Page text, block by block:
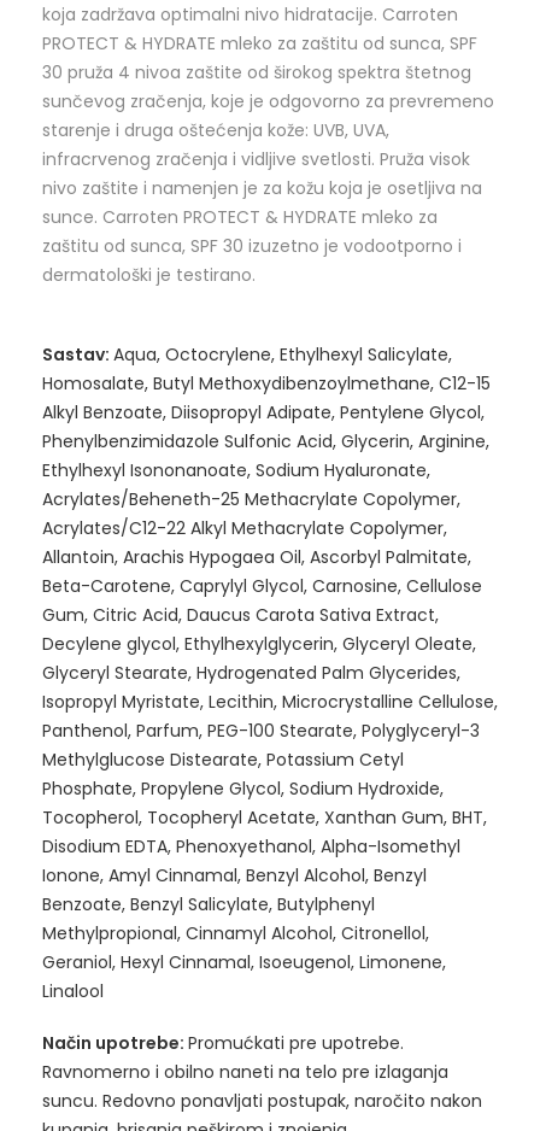
koja zadržava optimalni nivo hidratacije. Carroten
PROTECT & HYDRATE mleko za zaštitu od sunca, SPF
30 pruža 4 nivoa zaštite od širokog spektra štetnog
sunčevog zračenja, koje je odgovorno za prevremeno
starenje i druga oštećenja kože: UVB, UVA,
infracrvenog zračenja i vidljive svetlosti. Pruža visok
nivo zaštite i namenjen je za kožu koja je osetljiva na
sunce. Carroten PROTECT & HYDRATE mleko za
zaštitu od sunca, SPF 30 izuzetno je vodootporno i
dermatološki je testirano.
Sastav: Aqua, Octocrylene, Ethylhexyl Salicylate,
Homosalate, Butyl Methoxydibenzoylmethane, C12-15
Alkyl Benzoate, Diisopropyl Adipate, Pentylene Glycol,
Phenylbenzimidazole Sulfonic Acid, Glycerin, Arginine,
Ethylhexyl Isononanoate, Sodium Hyaluronate,
Acrylates/Beheneth-25 Methacrylate Copolymer,
Acrylates/C12-22 Alkyl Methacrylate Copolymer,
Allantoin, Arachis Hypogaea Oil, Ascorbyl Palmitate,
Beta-Carotene, Caprylyl Glycol, Carnosine, Cellulose
Gum, Citric Acid, Daucus Carota Sativa Extract,
Decylene glycol, Ethylhexylglycerin, Glyceryl Oleate,
Glyceryl Stearate, Hydrogenated Palm Glycerides,
Isopropyl Myristate, Lecithin, Microcrystalline Cellulose,
Panthenol, Parfum, PEG-100 Stearate, Polyglyceryl-3
Methylglucose Distearate, Potassium Cetyl
Phosphate, Propylene Glycol, Sodium Hydroxide,
Tocopherol, Tocopheryl Acetate, Xanthan Gum, BHT,
Disodium EDTA, Phenoxyethanol, Alpha-Isomethyl
Ionone, Amyl Cinnamal, Benzyl Alcohol, Benzyl
Benzoate, Benzyl Salicylate, Butylphenyl
Methylpropional, Cinnamyl Alcohol, Citronellol,
Geraniol, Hexyl Cinnamal, Isoeugenol, Limonene,
Linalool
Način upotrebe: Promućkati pre upotrebe.
Ravnomerno i obilno naneti na telo pre izlaganja
suncu. Redovno ponavljati postupak, naročito nakon